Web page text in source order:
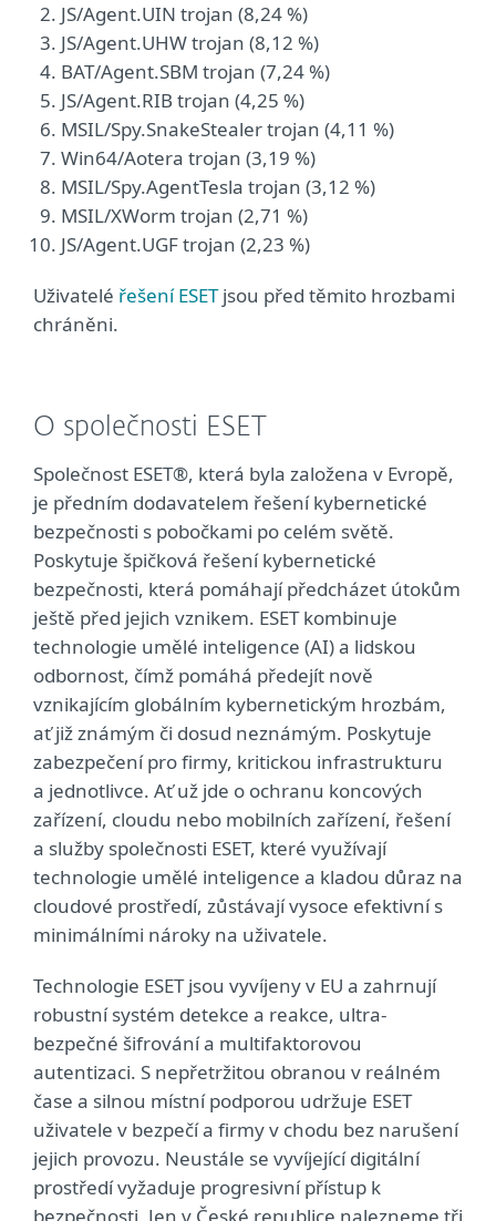
JS/Agent.UIN trojan (8,24 %)
JS/Agent.UHW trojan (8,12 %)
BAT/Agent.SBM trojan (7,24 %)
JS/Agent.RIB trojan (4,25 %)
MSIL/Spy.SnakeStealer trojan (4,11 %)
Win64/Aotera trojan (3,19 %)
MSIL/Spy.AgentTesla trojan (3,12 %)
MSIL/XWorm trojan (2,71 %)
JS/Agent.UGF trojan (2,23 %)
Uživatelé řešení ESETjsou před těmito hrozbami
chráněni.
O společnosti ESET
Společnost ESET®, která byla založena v Evropě,
je předním dodavatelem řešení kybernetické
bezpečnosti s pobočkami po celém světě.
Poskytuje špičková řešení kybernetické
bezpečnosti, která pomáhají předcházet útokům
ještě před jejich vznikem. ESET kombinuje
technologie umělé inteligence (AI) a lidskou
odbornost, čímž pomáhá předejít nově
vznikajícím globálním kybernetickým hrozbám,
ať již známým či dosud neznámým. Poskytuje
zabezpečení pro firmy, kritickou infrastrukturu
a jednotlivce. Ať už jde o ochranu koncových
zařízení, cloudu nebo mobilních zařízení, řešení
a služby společnosti ESET, které využívají
technologie umělé inteligence a kladou důraz na
cloudové prostředí, zůstávají vysoce efektivní s
minimálními nároky na uživatele.
Technologie ESET jsou vyvíjeny v EU a zahrnují
robustní systém detekce a reakce, ultra-
bezpečné šifrování a multifaktorovou
autentizaci. S nepřetržitou obranou v reálném
čase a silnou místní podporou udržuje ESET
uživatele v bezpečí a firmy v chodu bez narušení
jejich provozu. Neustále se vyvíjející digitální
prostředí vyžaduje progresivní přístup k